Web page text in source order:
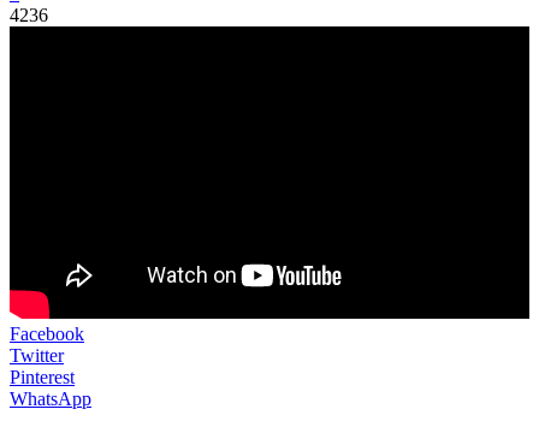
4236
Facebook
Twitter
Pinterest
WhatsApp